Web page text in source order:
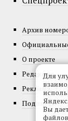
Архив
О проекте
Редакция
Реклама
Подписка
Для
Вы